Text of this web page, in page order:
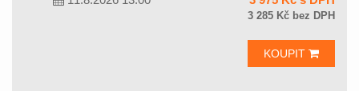
3 285 Kč bez DPH
KOUPIT